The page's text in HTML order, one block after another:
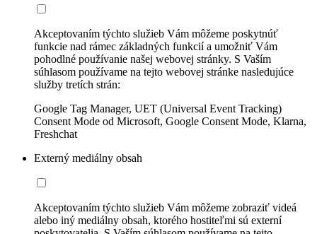
Akceptovaním týchto služieb Vám môžeme poskytnúť
funkcie nad rámec základných funkcií a umožniť Vám
pohodlné používanie našej webovej stránky. S Vaším
súhlasom používame na tejto webovej stránke nasledujúce
služby tretích strán:
Google Tag Manager, UET (Universal Event Tracking)
Consent Mode od Microsoft, Google Consent Mode, Klarna,
Freshchat
Externý mediálny obsah
Akceptovaním týchto služieb Vám môžeme zobraziť videá
alebo iný mediálny obsah, ktorého hostiteľmi sú externí